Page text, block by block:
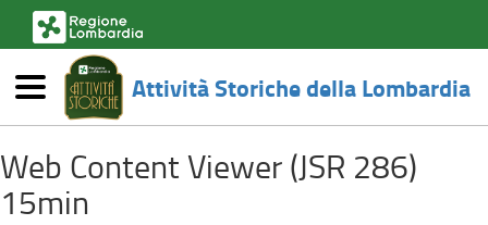
al
contenuto
principale
FeedRSS
esterno,
apre
una
finestra)
Menù
Attività Storiche della Lombardia
Web Content Viewer (JSR 286)
15min